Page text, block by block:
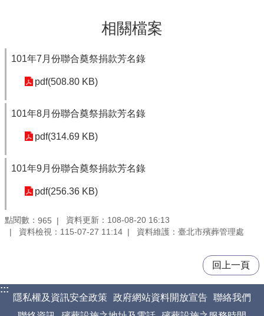
相關檔案
101年7月份聯合奠祭捐款芳名錄
pdf(508.80 KB)
101年8月份聯合奠祭捐款芳名錄
pdf(314.69 KB)
101年9月份聯合奠祭捐款芳名錄
pdf(256.36 KB)
點閱數： 965
資料更新：108-08-20 16:13
資料檢視：115-07-27 11:14
資料維護：臺北市殯葬管理處
回上一頁
:::
隱私權及資訊安全政策 政府網站資料開放宣告 聯絡我們